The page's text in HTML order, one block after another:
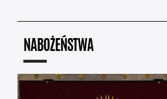
NABOŻEŃSTWA